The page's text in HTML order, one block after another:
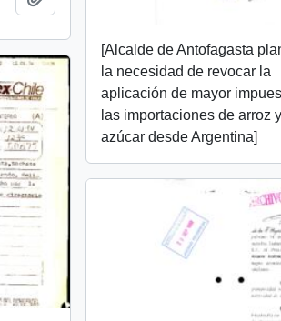
[Alcalde de Antofagasta
la necesidad de revocar la
aplicación de mayor
las importaciones de arroz y
azúcar desde Argentina]